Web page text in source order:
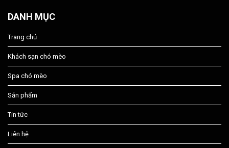
DANH MỤC
Trang chủ
Khách sạn chó mèo
Spa chó mèo
Sản phẩm
Tin tức
Liên hệ